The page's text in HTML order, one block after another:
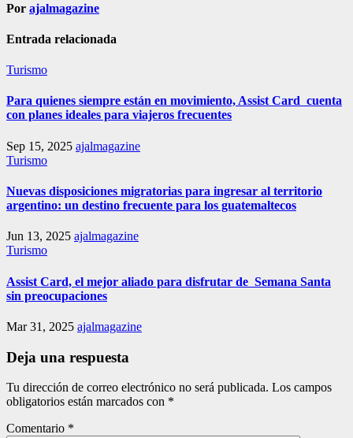
Por ajalmagazine
Entrada relacionada
Turismo
Para quienes siempre están en movimiento, Assist Card cuenta
con planes ideales para viajeros frecuentes
Sep 15, 2025 ajalmagazine
Turismo
Nuevas disposiciones migratorias para ingresar al territorio
argentino: un destino frecuente para los guatemaltecos
Jun 13, 2025 ajalmagazine
Turismo
Assist Card, el mejor aliado para disfrutar de Semana Santa
sin preocupaciones
Mar 31, 2025 ajalmagazine
Deja una respuesta
Tu dirección de correo electrónico no será publicada. Los campos
obligatorios están marcados con *
Comentario *